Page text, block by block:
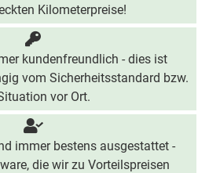
Kilometerpreise!
kundenfreundlich - dies ist
vom Sicherheitsstandard bzw.
vor Ort.
immer bestens ausgestattet -
die wir zu Vorteilspreisen